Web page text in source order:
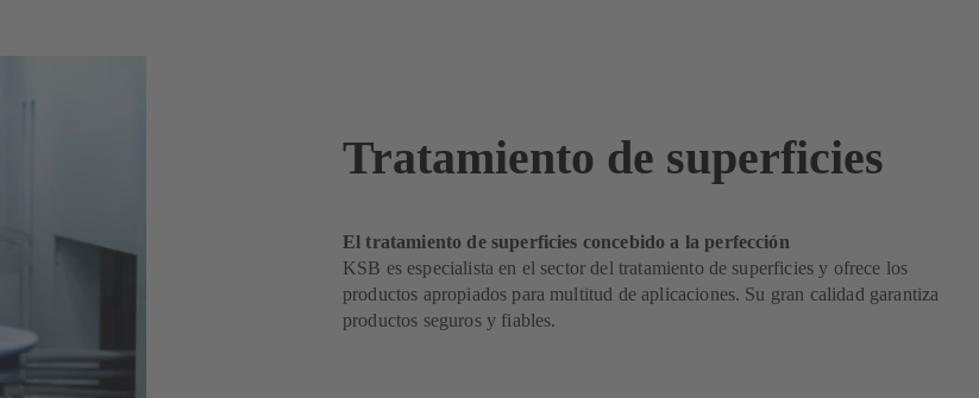
Tratamiento de superficies
El tratamiento de superficies concebido a la perfección
KSB es especialista en el sector del tratamiento de superficies y ofrece los
productos apropiados para multitud de aplicaciones. Su gran calidad garantiza
productos seguros y fiables.